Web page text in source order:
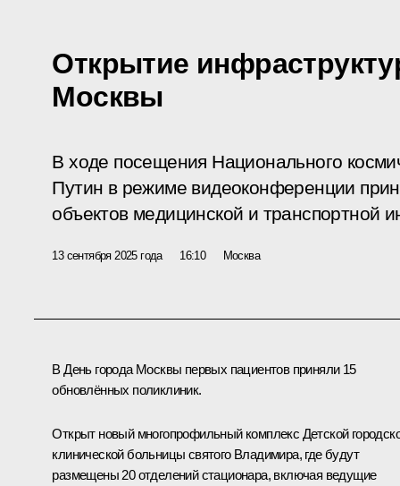
Открытие
Москвы
В ходе посещения Национального
Путин в режиме видеоконференции
объектов медицинской и транспортной
13 сентября 2025 года 16:10 Москва
В День города Москвы первых пациентов приняли 15
обновлённых поликлиник.
Открыт новый многопрофильный комплекс Детской
клинической больницы святого Владимира, где будут
размещены 20 отделений стационара, включая ведущие